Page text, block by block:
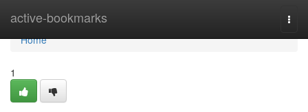
active-bookmarks
Home
Home
1